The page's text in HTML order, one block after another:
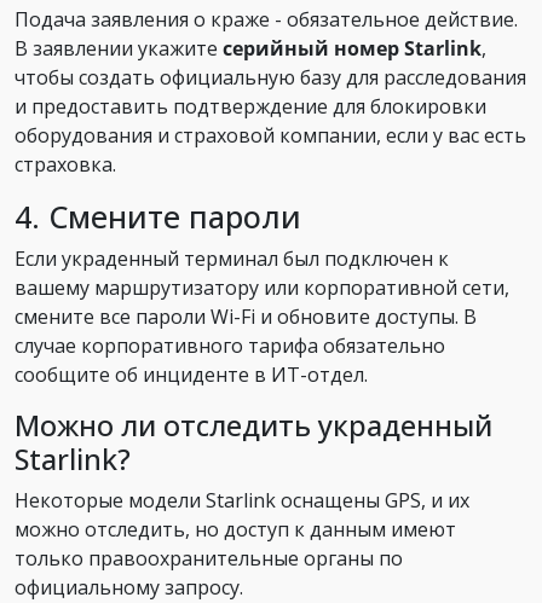
Подача заявления о краже - обязательное действие.
В заявлении укажите серийный номер Starlink,
чтобы создать официальную базу для расследования
и предоставить подтверждение для блокировки
оборудования и страховой компании, если у вас есть
страховка.
4. Смените пароли
Если украденный терминал был подключен к
вашему маршрутизатору или корпоративной сети,
смените все пароли Wi-Fi и обновите доступы. В
случае корпоративного тарифа обязательно
сообщите об инциденте в ИТ-отдел.
Можно ли отследить украденный
Starlink?
Некоторые модели Starlink оснащены GPS, и их
можно отследить, но доступ к данным имеют
только правоохранительные органы по
официальному запросу.